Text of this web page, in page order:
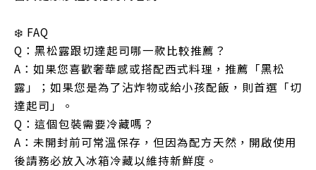
❄️ FAQ
Q：黑松露跟切達起司哪一款比較推薦？
A：如果您喜歡奢華感或搭配西式料理，推薦「黑松
露」；如果您是為了沾炸物或給小孩配飯，則首選「切
達起司」。
Q：這個包裝需要冷藏嗎？
A：未開封前可常溫保存，但因為配方天然，開啟使用
後請務必放入冰箱冷藏以維持新鮮度。